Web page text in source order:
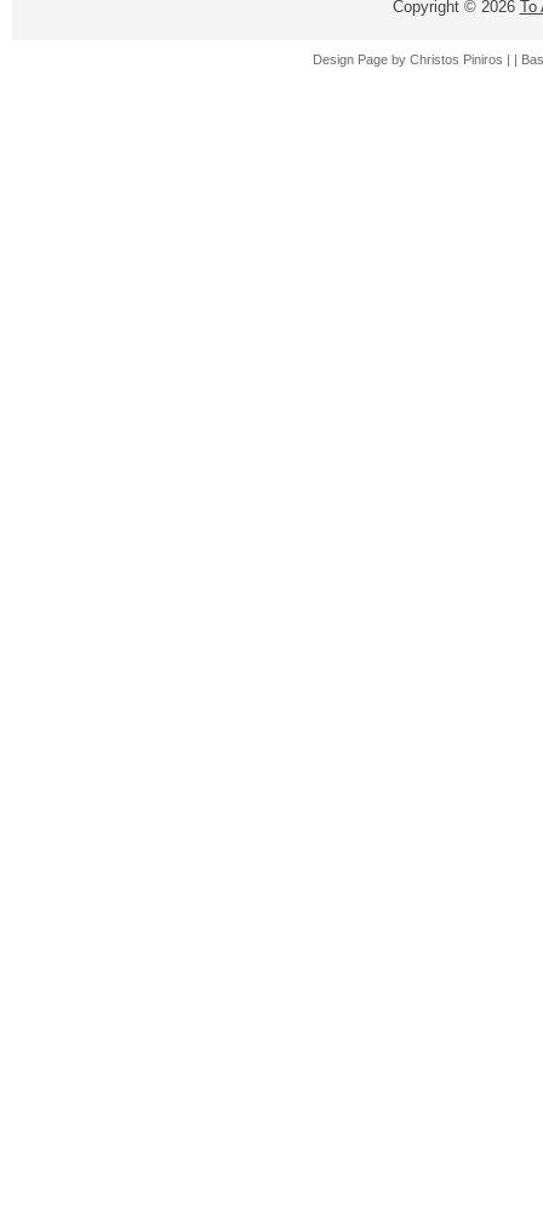
Copyright © 2026 Το
Design Page by Christos Piniros | |